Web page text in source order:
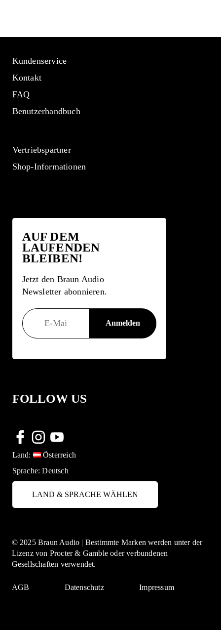
Kundenservice
Kontakt
FAQ
Benutzerhandbuch
Vertriebspartner
Shop-Informationen
AUF DEM
LAUFENDEN
BLEIBEN!
Jetzt den Braun Audio
Newsletter abonnieren.
FOLLOW US
Land:
Österreich
Sprache:Deutsch
LAND & SPRACHE WÄHLEN
© 2025 Braun Audio | Bestimmte Marken werden unter der
Lizenz von Procter & Gamble oder verbundenen
Gesellschaften verwendet.
AGB Datenschutz Impressum